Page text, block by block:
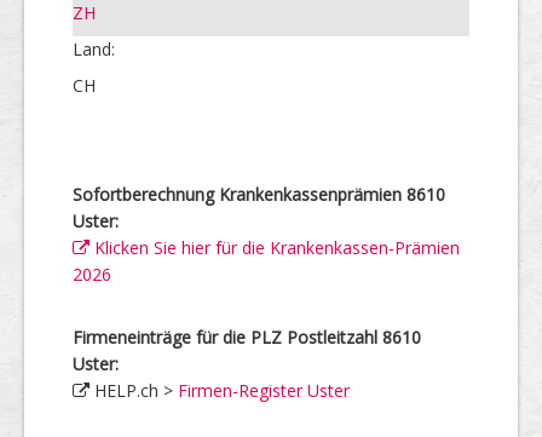
ZH
Land:
CH
Sofortberechnung Krankenkassenprämien 8610
Uster:
Klicken Sie hier für die Krankenkassen-Prämien
2026
Firmeneinträge für die PLZ Postleitzahl 8610
Uster:
HELP.ch > Firmen-Register Uster